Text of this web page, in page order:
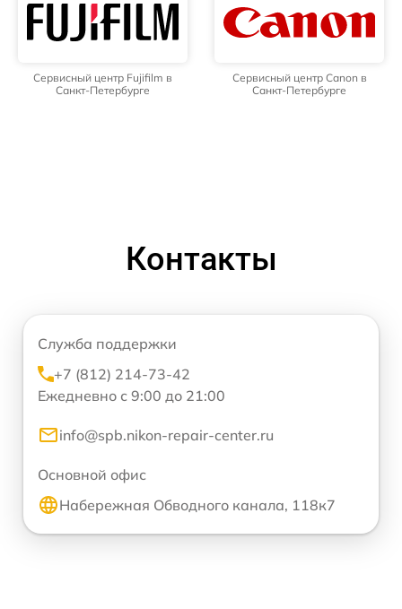
Сервисный центр Fujifilm в
Санкт-Петербурге
Сервисный центр Canon в
Санкт-Петербурге
Контакты
Служба поддержки
+7 (812) 214-73-42
Ежедневно с 9:00 до 21:00
info@spb.nikon-repair-center.ru
Основной офис
Набережная Обводного канала, 118к7